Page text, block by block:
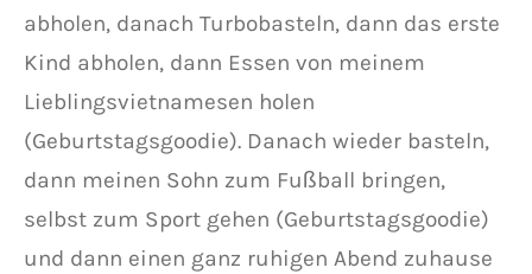
abholen, danach Turbobasteln, dann das erste
Kind abholen, dann Essen von meinem
Lieblingsvietnamesen holen
(Geburtstagsgoodie). Danach wieder basteln,
dann meinen Sohn zum Fußball bringen,
selbst zum Sport gehen (Geburtstagsgoodie)
und dann einen ganz ruhigen Abend zuhause